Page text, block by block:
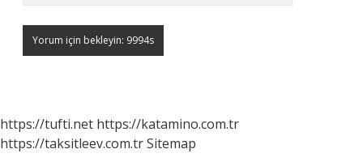
https://tufti.net https://katamino.com.tr
https://taksitleev.com.trSitemap